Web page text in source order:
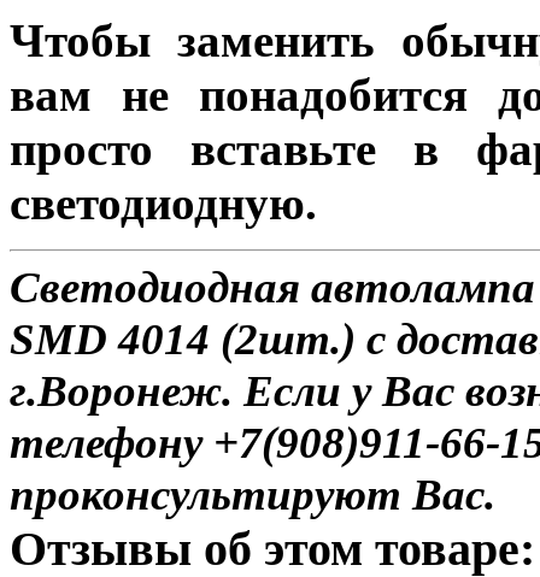
Чтобы заменить
вам не понадобится
просто вставьте в
светодиодную.
Светодиодная автолампа
SMD 4014 (2шт.) с
г.Воронеж. Если у Вас
телефону +7(908)911-
проконсультируют Вас.
Отзывы об этом товаре: